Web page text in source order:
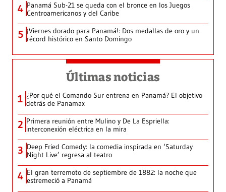
4 Panamá Sub-21 se queda con el bronce en los Juegos
Centroamericanos y del Caribe
5 ¡Viernes dorado para Panamá!: Dos medallas de oro y un
récord histórico en Santo Domingo
Últimas noticias
1 ¿Por qué el Comando Sur entrena en Panamá? El objetivo
detrás de Panamax
2 Primera reunión entre Mulino y De La Espriella:
interconexión eléctrica en la mira
3 Deep Fried Comedy: la comedia inspirada en ‘Saturday
Night Live’ regresa al teatro
4 El gran terremoto de septiembre de 1882: la noche que
estremeció a Panamá